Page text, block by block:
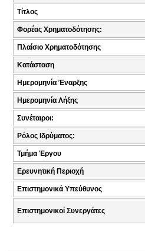
Τίτλος
Φορέας Χρηματοδότησης:
Πλαίσιο Χρηματοδότησης
Κατάσταση
Ημερομηνία Έναρξης
Ημερομηνία Λήξης
Συνέταιροι:
Ρόλος Ιδρύματος:
Τμήμα Έργου
Ερευνητική Περιοχή
Επιστημονικά Υπεύθυνος
Επιστημονικοί Συνεργάτες